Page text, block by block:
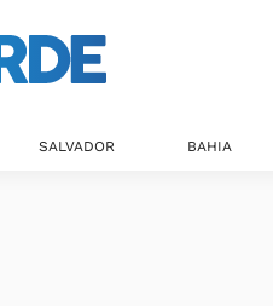
SALVADOR BAHIA